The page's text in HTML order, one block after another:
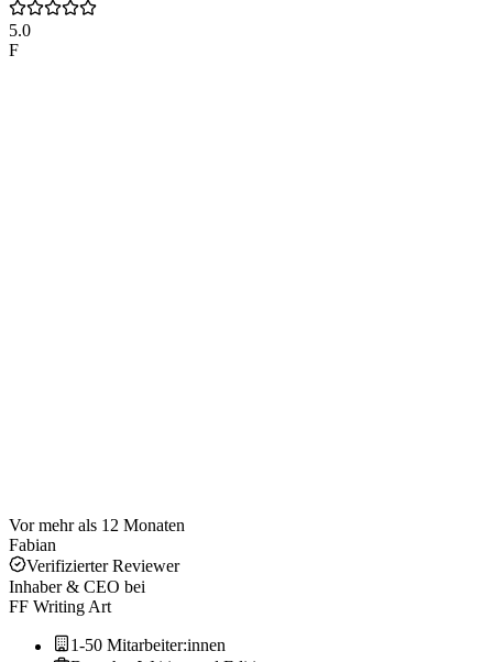
5.0
F
Vor mehr als 12 Monaten
Fabian
Verifizierter Reviewer
Inhaber & CEO bei
FF Writing Art
1-50 Mitarbeiter:innen